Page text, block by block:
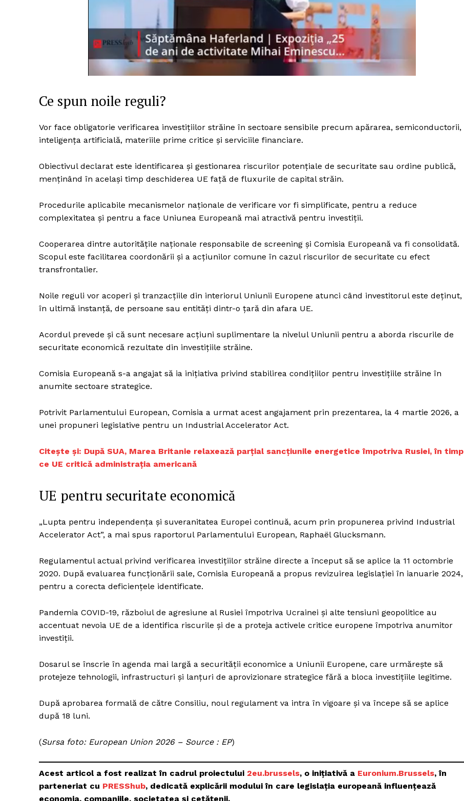
Un proiect
FREEDOM HOUSE
ROMÂNIA
PRESShub
Rețea
Ce spun noile reguli?
Vor face obligatorie verificarea investițiilor străine în sectoare sensibile precum apărarea, semiconductorii,
inteligența artificială, materiile prime critice și serviciile financiare.
Obiectivul declarat este identificarea și gestionarea riscurilor potențiale de securitate sau ordine publică,
menținând în același timp deschiderea UE față de fluxurile de capital străin.
Procedurile aplicabile mecanismelor naționale de verificare vor fi simplificate, pentru a reduce
complexitatea și pentru a face Uniunea Europeană mai atractivă pentru investiții.
Cooperarea dintre autoritățile naționale responsabile de screening și Comisia Europeană va fi consolidată.
Scopul este facilitarea coordonării și a acțiunilor comune în cazul riscurilor de securitate cu efect
transfrontalier.
Noile reguli vor acoperi și tranzacțiile din interiorul Uniunii Europene atunci când investitorul este deținut,
în ultimă instanță, de persoane sau entități dintr-o țară din afara UE.
Acordul prevede și că sunt necesare acțiuni suplimentare la nivelul Uniunii pentru a aborda riscurile de
securitate economică rezultate din investițiile străine.
Comisia Europeană s-a angajat să ia inițiativa privind stabilirea condițiilor pentru investițiile străine în
anumite sectoare strategice.
Potrivit Parlamentului European, Comisia a urmat acest angajament prin prezentarea, la 4 martie 2026, a
unei propuneri legislative pentru un Industrial Accelerator Act.
Citește și: După SUA, Marea Britanie relaxează parțial sancțiunile energetice împotriva Rusiei, în timp
ce UE critică administrația americană
UE pentru securitate economică
„Lupta pentru independența și suveranitatea Europei continuă, acum prin propunerea privind Industrial
Accelerator Act”, a mai spus raportorul Parlamentului European, Raphaël Glucksmann.
Regulamentul actual privind verificarea investițiilor străine directe a început să se aplice la 11 octombrie
2020. După evaluarea funcționării sale, Comisia Europeană a propus revizuirea legislației în ianuarie 2024,
pentru a corecta deficiențele identificate.
Pandemia COVID-19, războiul de agresiune al Rusiei împotriva Ucrainei și alte tensiuni geopolitice au
accentuat nevoia UE de a identifica riscurile și de a proteja activele critice europene împotriva anumitor
investiții.
Dosarul se înscrie în agenda mai largă a securității economice a Uniunii Europene, care urmărește să
protejeze tehnologii, infrastructuri și lanțuri de aprovizionare strategice fără a bloca investițiile legitime.
După aprobarea formală de către Consiliu, noul regulament va intra în vigoare și va începe să se aplice
după 18 luni.
(Sursa foto: European Union 2026 – Source : EP)
Acest articol a fost realizat în cadrul proiectului 2eu.brussels, o inițiativă a Euronium.Brussels, în
parteneriat cu PRESShub, dedicată explicării modului în care legislația europeană influențează
economia, companiile, societatea și cetățenii.